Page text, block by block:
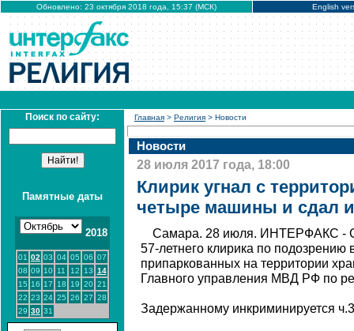
Обновлено: 23 октября 2018 года, 15:37 (МСК) English
Поиск по сайту:
Памятные даты
2018
01 02 03 04 05 06 07
08 09 10 11 12 13 14
15 16 17 18 19 20 21
22 23 24 25 26 27 28
29 30 31
Главная > Религия > Новости
Новости
28 июля 2017 года, 18:00
Клирик угнал с
четыре машины и сдал
Самара. 28 июля. ИНТЕРФАКС -
57-летнего клирика по подозрению
припаркованных на территории
Главного управления МВД РФ по
Задержанному инкриминируется